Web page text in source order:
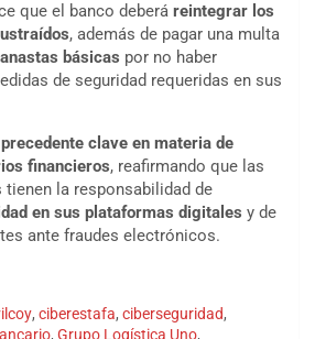
que el banco deberá reintegrar los
, además de pagar una multa
básicas por no haber
de seguridad requeridas en sus
precedente clave en materia de
financieros, reafirmando que las
tienen la responsabilidad de
en sus plataformas digitales y de
ante fraudes electrónicos.
, ciberestafa, ciberseguridad,
, Grupo Logística Uno,